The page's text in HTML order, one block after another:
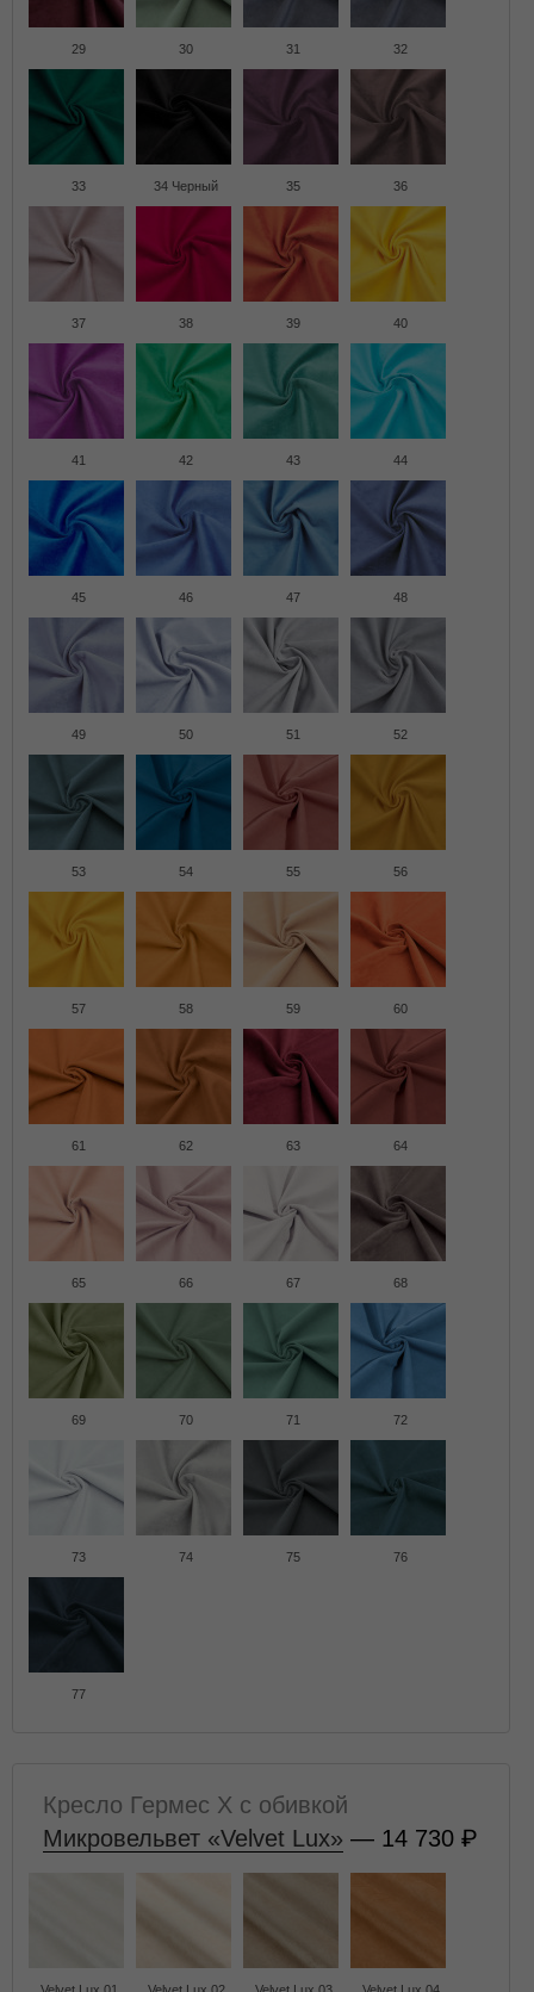
29 30 31 32
33 34 Черный 35 36
37 38 39 40
41 42 43 44
45 46 47 48
49 50 51 52
53 54 55 56
57 58 59 60
61 62 63 64
65 66 67 68
69 70 71 72
73 74 75 76
77
Кресло Гермес X с обивкой
Микровельвет «Velvet Lux» — 14 730